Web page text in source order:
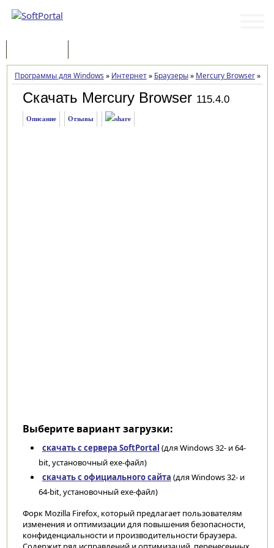
Программы для Windows » Интернет» Браузеры» Mercury Browser»
Скачать Mercury Browser 115.4.0
Описание Отзывы
Выберите вариант загрузки:
скачать с сервера SoftPortal (для Windows 32- и 64-
bit, установочный exe-файл)
скачать с официального сайта (для Windows 32- и
64-bit, установочный exe-файл)
Форк Mozilla Firefox, который предлагает пользователям
изменения и оптимизации для повышения безопасности,
конфиденциальности и производительности браузера.